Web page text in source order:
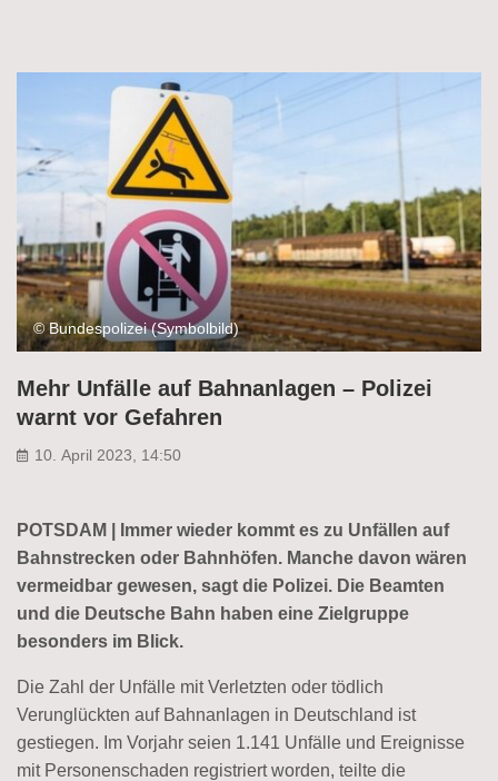
© Bundespolizei (Symbolbild)
Mehr Unfälle auf Bahnanlagen – Polizei
warnt vor Gefahren
10. April 2023, 14:50
POTSDAM | Immer wieder kommt es zu Unfällen auf
Bahnstrecken oder Bahnhöfen. Manche davon wären
vermeidbar gewesen, sagt die Polizei. Die Beamten
und die Deutsche Bahn haben eine Zielgruppe
besonders im Blick.
Die Zahl der Unfälle mit Verletzten oder tödlich
Verunglückten auf Bahnanlagen in Deutschland ist
gestiegen. Im Vorjahr seien 1.141 Unfälle und Ereignisse
mit Personenschaden registriert worden, teilte die